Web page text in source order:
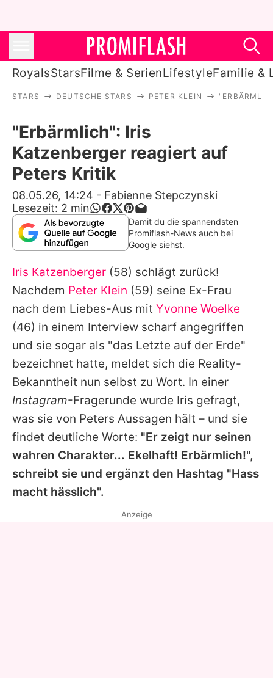
RoyalsStarsFilme & SerienLifestyleFamilie &
Stars
Filme & Serien
Lifestyle
Familie & Liebe
Promiflash Exklusiv
Alle Themen auf Promiflash
Jobs
App runterladen
Team
Redaktionelle Richtlinien
Impressum
Datenschutzerklärung
Utiq verwalten
STARS DEUTSCHE STARS PETER KLEIN
"Erbärmlich": Iris
Katzenberger reagiert auf
Peters Kritik
08.05.26, 14:24 - Fabienne Stepczynski
Lesezeit: 2 min
Damit du die spannendsten
Promiflash-News auch bei
Google siehst.
Iris Katzenberger (58) schlägt zurück!
Nachdem Peter Klein (59) seine Ex-Frau
nach dem Liebes-Aus mit Yvonne Woelke
(46) in einem Interview scharf angegriffen
und sie sogar als "das Letzte auf der Erde"
bezeichnet hatte, meldet sich die Reality-
Bekanntheit nun selbst zu Wort. In einer
Instagram-Fragerunde wurde Iris gefragt,
was sie von Peters Aussagen hält – und sie
findet deutliche Worte: "Er zeigt nur seinen
wahren Charakter... Ekelhaft! Erbärmlich!",
schreibt sie und ergänzt den Hashtag "Hass
macht hässlich".
Anzeige